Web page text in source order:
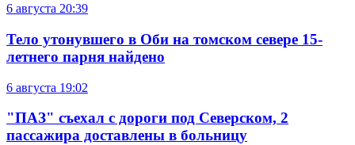
6 августа 20:39
Тело утонувшего в Оби на томском севере 15-
летнего парня найдено
6 августа 19:02
"ПАЗ" съехал с дороги под Северском, 2
пассажира доставлены в больницу